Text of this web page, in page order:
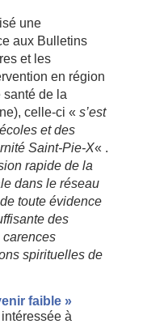
une
aux Bulletins
et les
en région
santé de la
celle-ci « s’est
et des
Saint-Pie-X« .
rapide de la
dans le réseau
toute évidence
des
carences
spirituelles de
faible »
à